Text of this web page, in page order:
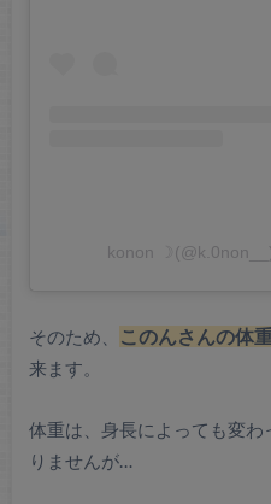
konon
そのため、 このんさんの体
来ます。
体重は、身長によっても変
りませんが…